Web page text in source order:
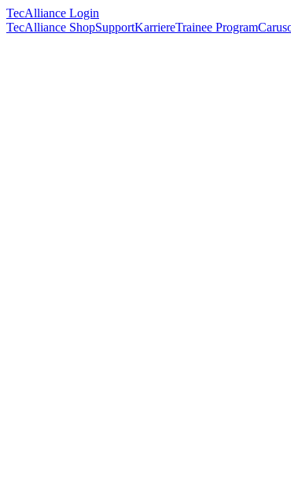
TecAlliance Login
TecAlliance ShopSupportKarriereTrainee Program